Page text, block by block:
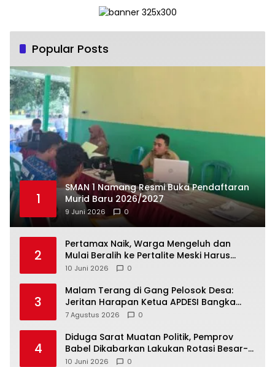
Popular Posts
1
SMAN 1 Namang Resmi Buka Pendaftaran
Murid Baru 2026/2027
9 Juni 2026 0
2
‎Pertamax Naik, Warga Mengeluh dan
Mulai Beralih ke Pertalite Meski Harus
10 Juni 2026 0
3
Malam Terang di Gang Pelosok Desa:
Jeritan Harapan Ketua APDESI Bangka
Tengah untuk PLN Babel
7 Agustus 2026 0
4
‎Diduga Sarat Muatan Politik, Pemprov
Babel Dikabarkan Lakukan Rotasi Besar-
10 Juni 2026 0